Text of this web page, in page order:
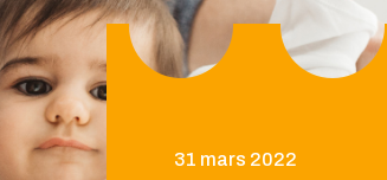
31 mars 2022